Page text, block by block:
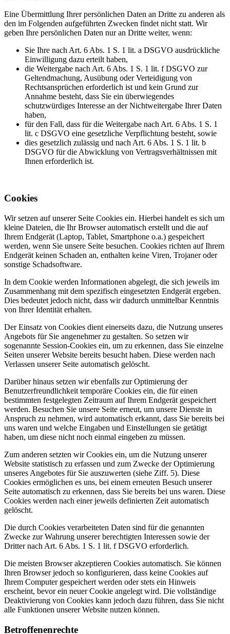
Eine Übermittlung Ihrer persönlichen Daten an Dritte zu anderen als
den im Folgenden aufgeführten Zwecken findet nicht statt. Wir
geben Ihre persönlichen Daten nur an Dritte weiter, wenn:
Sie Ihre nach Art. 6 Abs. 1 S. 1 lit. a DSGVO ausdrückliche
Einwilligung dazu erteilt haben,
die Weitergabe nach Art. 6 Abs. 1 S. 1 lit. f DSGVO zur
Geltendmachung, Ausübung oder Verteidigung von
Rechtsansprüchen erforderlich ist und kein Grund zur
Annahme besteht, dass Sie ein überwiegendes
schutzwürdiges Interesse an der Nichtweitergabe Ihrer Daten
haben,
für den Fall, dass für die Weitergabe nach Art. 6 Abs. 1 S. 1
lit. c DSGVO eine gesetzliche Verpflichtung besteht, sowie
dies gesetzlich zulässig und nach Art. 6 Abs. 1 S. 1 lit. b
DSGVO für die Abwicklung von Vertragsverhältnissen mit
Ihnen erforderlich ist.
Cookies
Wir setzen auf unserer Seite Cookies ein. Hierbei handelt es sich um
kleine Dateien, die Ihr Browser automatisch erstellt und die auf
Ihrem Endgerät (Laptop, Tablet, Smartphone o.a.) gespeichert
werden, wenn Sie unsere Seite besuchen. Cookies richten auf Ihrem
Endgerät keinen Schaden an, enthalten keine Viren, Trojaner oder
sonstige Schadsoftware.
In dem Cookie werden Informationen abgelegt, die sich jeweils im
Zusammenhang mit dem spezifisch eingesetzten Endgerät ergeben.
Dies bedeutet jedoch nicht, dass wir dadurch unmittelbar Kenntnis
von Ihrer Identität erhalten.
Der Einsatz von Cookies dient einerseits dazu, die Nutzung unseres
Angebots für Sie angenehmer zu gestalten. So setzen wir
sogenannte Session-Cookies ein, um zu erkennen, dass Sie einzelne
Seiten unserer Website bereits besucht haben. Diese werden nach
Verlassen unserer Seite automatisch gelöscht.
Darüber hinaus setzen wir ebenfalls zur Optimierung der
Benutzerfreundlichkeit temporäre Cookies ein, die für einen
bestimmten festgelegten Zeitraum auf Ihrem Endgerät gespeichert
werden. Besuchen Sie unsere Seite erneut, um unsere Dienste in
Anspruch zu nehmen, wird automatisch erkannt, dass Sie bereits bei
uns waren und welche Eingaben und Einstellungen sie getätigt
haben, um diese nicht noch einmal eingeben zu müssen.
Zum anderen setzten wir Cookies ein, um die Nutzung unserer
Website statistisch zu erfassen und zum Zwecke der Optimierung
unseres Angebotes für Sie auszuwerten (siehe Ziff. 5). Diese
Cookies ermöglichen es uns, bei einem erneuten Besuch unserer
Seite automatisch zu erkennen, dass Sie bereits bei uns waren. Diese
Cookies werden nach einer jeweils definierten Zeit automatisch
gelöscht.
Die durch Cookies verarbeiteten Daten sind für die genannten
Zwecke zur Wahrung unserer berechtigten Interessen sowie der
Dritter nach Art. 6 Abs. 1 S. 1 lit. f DSGVO erforderlich.
Die meisten Browser akzeptieren Cookies automatisch. Sie können
Ihren Browser jedoch so konfigurieren, dass keine Cookies auf
Ihrem Computer gespeichert werden oder stets ein Hinweis
erscheint, bevor ein neuer Cookie angelegt wird. Die vollständige
Deaktivierung von Cookies kann jedoch dazu führen, dass Sie nicht
alle Funktionen unserer Website nutzen können.
Betroffenenrechte